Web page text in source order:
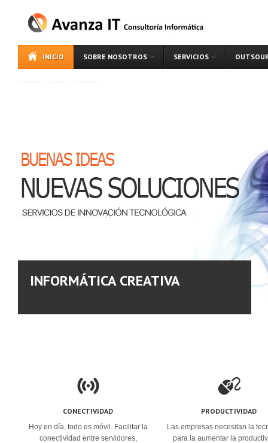
INICIO SOBRE NOSOTROS SERVICIOS
INFORMÁTICA CREATIVA
CONECTIVIDAD
Hoy en día, todo es móvil. Facilitar la
conectividad entre servidores,
PRODUCTIVIDAD
Las empresas necesitan la
para la aumentar la